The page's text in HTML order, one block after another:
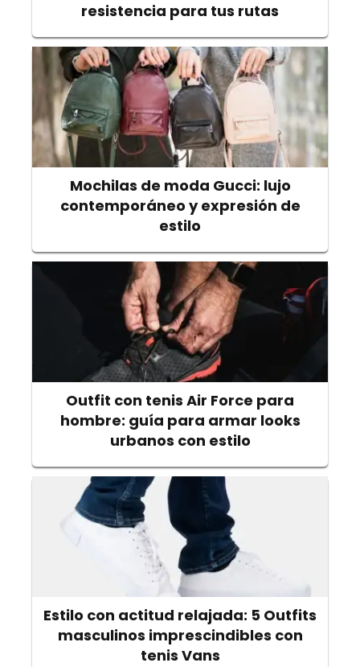
resistencia para tus rutas
Mochilas de moda Gucci: lujo
contemporáneo y expresión de
estilo
Outfit con tenis Air Force para
hombre: guía para armar looks
urbanos con estilo
Estilo con actitud relajada: 5 Outfits
masculinos imprescindibles con
tenis Vans